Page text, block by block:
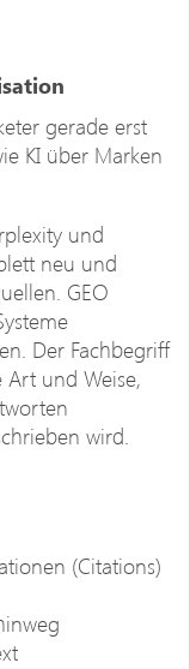
gerade erst
KI über Marken
und
neu und
GEO
Der Fachbegriff
Art und Weise,
wird.
(Citations)